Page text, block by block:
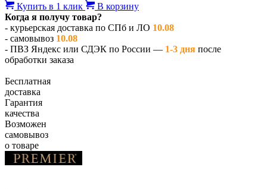
Купить в 1 клик
В корзину
Когда я получу товар?
- курьерская доставка по СПб и ЛО 10.08
- самовывоз 10.08
- ПВЗ Яндекс или СДЭК по России — 1-3 дня после
обработки заказа
Бесплатная
доставка
Гарантия
качества
Возможен
самовывоз
о товаре